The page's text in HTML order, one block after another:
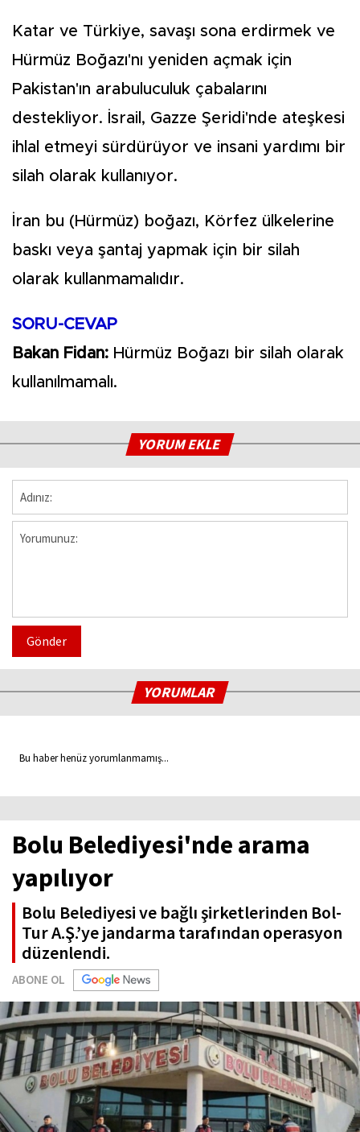
Katar ve Türkiye, savaşı sona erdirmek ve
Hürmüz Boğazı'nı yeniden açmak için
Pakistan'ın arabuluculuk çabalarını
destekliyor. İsrail, Gazze Şeridi'nde ateşkesi
ihlal etmeyi sürdürüyor ve insani yardımı bir
silah olarak kullanıyor.
İran bu (Hürmüz) boğazı, Körfez ülkelerine
baskı veya şantaj yapmak için bir silah
olarak kullanmamalıdır.
SORU-CEVAP
Bakan Fidan: Hürmüz Boğazı bir silah olarak
kullanılmamalı.
YORUM EKLE
Gönder
YORUMLAR
Bu haber henüz yorumlanmamış...
Bolu Belediyesi'nde arama
yapılıyor
Bolu Belediyesi ve bağlı şirketlerinden Bol-
Tur A.Ş.’ye jandarma tarafından operasyon
düzenlendi.
ABONE OL